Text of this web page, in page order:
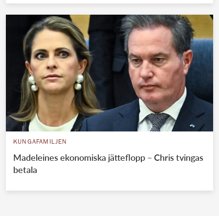
KUNGAFAMILJEN
Madeleines ekonomiska jätteflopp – Chris tvingas
betala